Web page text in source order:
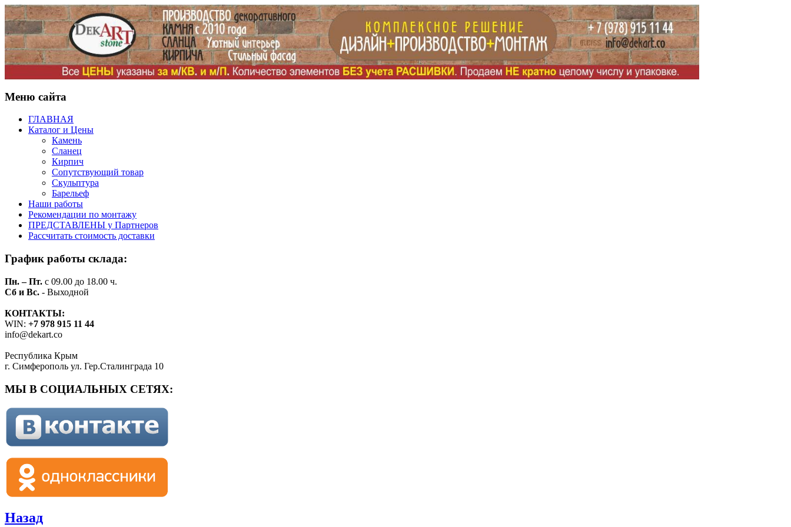
Меню сайта
ГЛАВНАЯ
Каталог и Цены
Камень
Сланец
Кирпич
Сопутствующий товар
Скульптура
Барельеф
Наши работы
Рекомендации по монтажу
ПРЕДСТАВЛЕНЫ у Партнеров
Рассчитать стоимость доставки
График работы склада:
Пн. – Пт. с 09.00 до 18.00 ч.
Сб и Вс. - Выходной
КОНТАКТЫ:
WIN: +7 978 915 11 44
info@dekart.co
Республика Крым
г. Симферополь ул. Гер.Сталинграда 10
МЫ В СОЦИАЛЬНЫХ СЕТЯХ:
Назад